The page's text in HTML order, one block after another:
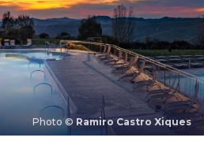
Photo © Ramiro Castro Xiques